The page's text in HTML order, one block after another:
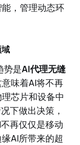
，管理动态环
势是AI代理无缝
味着AI将不再
芯片和设备中
下做出决策，
再仅仅是移动
AI所带来的超